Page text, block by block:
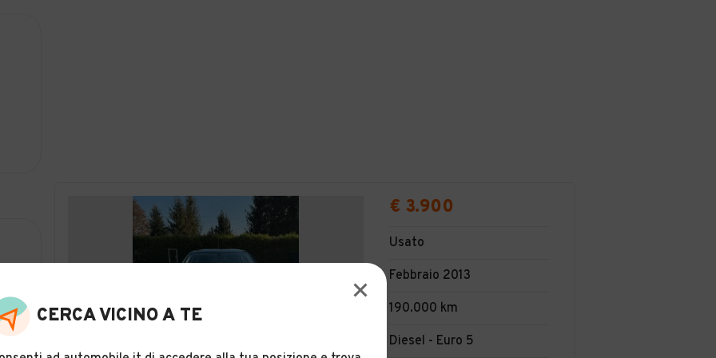
€ 3.900
Usato
Febbraio 2013
190.000 km
Diesel - Euro 5
CERCA VICINO A TE